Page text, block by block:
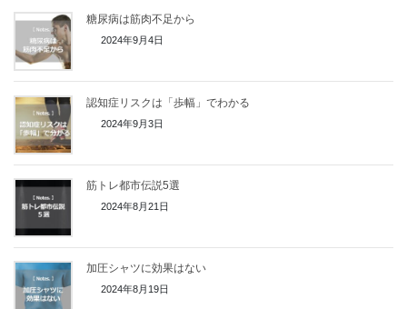
糖尿病は筋肉不足から
2024年9月4日
認知症リスクは「歩幅」でわかる
2024年9月3日
筋トレ都市伝説5選
2024年8月21日
加圧シャツに効果はない
2024年8月19日